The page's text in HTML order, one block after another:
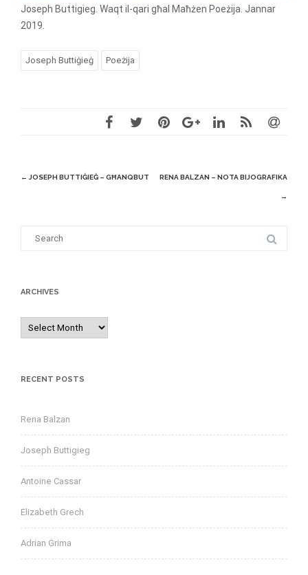
Joseph Buttigieg. Waqt il-qari għal Maħżen Poeżija. Jannar
2019.
Joseph Buttiġieġ Poeżija
Post
← JOSEPH BUTTIĠIEĠ – GĦANQBUT RENA BALZAN – NOTA BIJOGRAFIKA
→
h
:
ARCHIVES
r
h
e
RECENT POSTS
Rena Balzan
Joseph Buttigieg
Antoine Cassar
Elizabeth Grech
Adrian Grima